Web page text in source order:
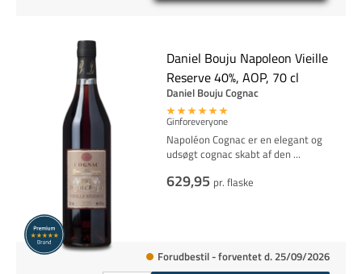
Daniel Bouju Napoleon Vieille
Reserve 40%, AOP, 70 cl
Daniel Bouju Cognac
Ginforeveryone
Napoléon Cognac er en elegant og
udsøgt cognac skabt af den ...
629,95 pr. flaske
Forudbestil - forventet d. 25/09/2026